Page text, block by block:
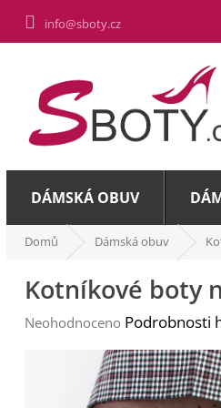
obsah
info@sboty.cz
DÁMSKÁ OBUV
Domů Dámská obuv
Kotníkové boty
Průměrné
Neohodnoceno Podrobnosti